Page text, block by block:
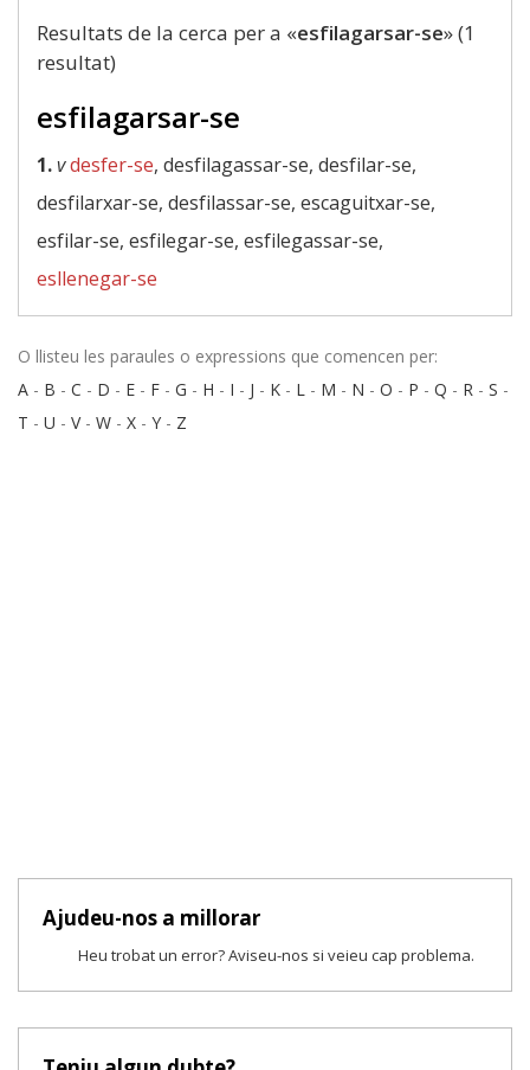
Resultats de la cerca per a «esfilagarsar-se» (1
resultat)
esfilagarsar-se
1.vdesfer-se, desfilagassar-se, desfilar-se,
desfilarxar-se, desfilassar-se, escaguitxar-se,
esfilar-se, esfilegar-se, esfilegassar-se,
esllenegar-se
O llisteu les paraules o expressions que comencen per:
A - B - C - D - E - F - G - H - I - J - K - L - M - N - O - P - Q - R - S -
T - U - V- W - X - Y - Z
Ajudeu-nos a millorar
Heu trobat un error? Aviseu-nos si veieu cap problema.